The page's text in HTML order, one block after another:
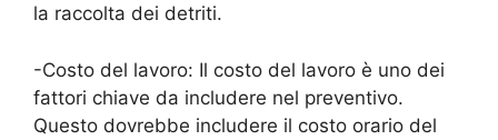
la raccolta dei detriti.
-Costo del lavoro: Il costo del lavoro è uno dei
fattori chiave da includere nel preventivo.
Questo dovrebbe includere il costo orario del